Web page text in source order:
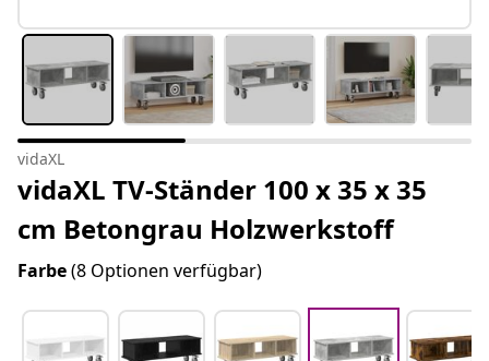
vidaXL
vidaXL TV-Ständer 100 x 35 x 35
cm Betongrau Holzwerkstoff
Farbe(8 Optionen verfügbar)